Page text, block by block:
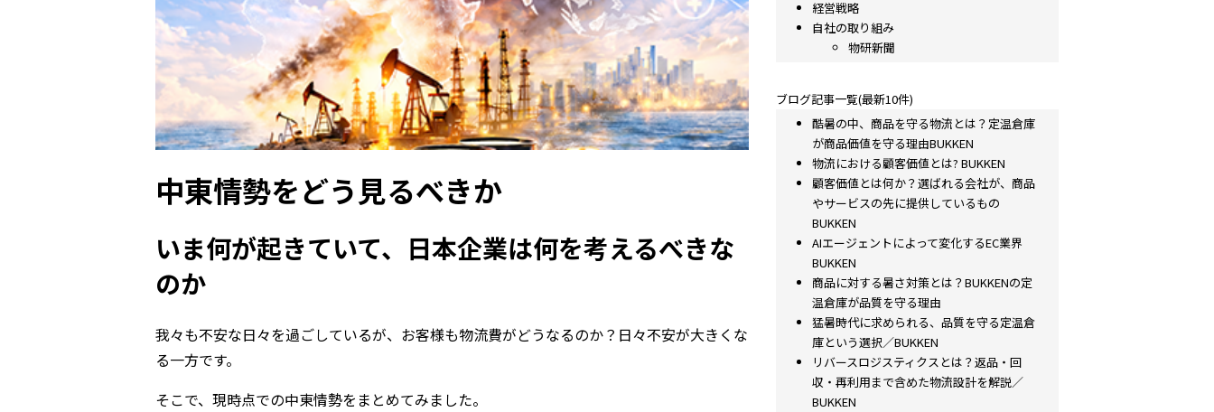
中東情勢をどう見るべきか
いま何が起きていて、日本企業は何を考えるべきな
のか
我々も不安な日々を過ごしているが、お客様も物流費がどうなるのか？日々不安が大きくな
る一方です。
そこで、現時点での中東情勢をまとめてみました。
経営戦略
自社の取り組み
物研新聞
ブログ記事一覧(最新10件)
酷暑の中、商品を守る物流とは？定温倉庫
が商品価値を守る理由BUKKEN
物流における顧客価値とは? BUKKEN
顧客価値とは何か？選ばれる会社が、商品
やサービスの先に提供しているもの
BUKKEN
AIエージェントによって変化するEC業界
BUKKEN
商品に対する暑さ対策とは？BUKKENの定
温倉庫が品質を守る理由
猛暑時代に求められる、品質を守る定温倉
庫という選択／BUKKEN
リバースロジスティクスとは？返品・回
収・再利用まで含めた物流設計を解説／
BUKKEN